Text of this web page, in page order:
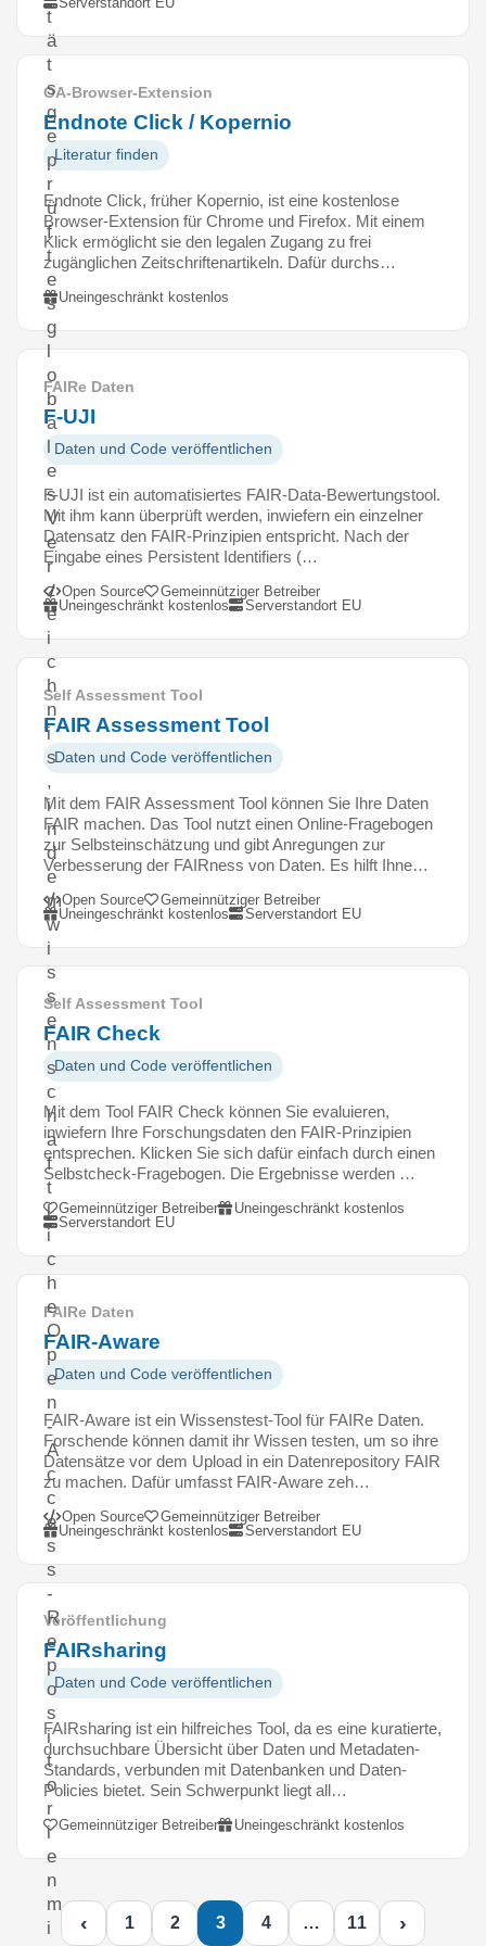
t
ä
t
s
g
e
p
r
ü
f
t
e
s
g
l
o
b
a
l
e
s
V
e
r
z
e
i
c
h
n
i
s
,
i
n
d
e
m
w
i
s
s
e
n
s
c
h
a
f
t
l
i
c
h
e
O
p
e
n
-
A
c
c
e
s
s
-
R
e
p
o
s
i
t
o
r
i
e
n
m
i
OA-Browser-Extension
Endnote Click / Kopernio
Literatur finden
Endnote Click, früher Kopernio, ist eine kostenlose
Browser-Extension für Chrome und Firefox. Mit einem
Klick ermöglicht sie den legalen Zugang zu frei
zugänglichen Zeitschriftenartikeln. Dafür durchs…
Uneingeschränkt kostenlos
FAIRe Daten
F-UJI
Daten und Code veröffentlichen
F-UJI ist ein automatisiertes FAIR-Data-Bewertungstool.
Mit ihm kann überprüft werden, inwiefern ein einzelner
Datensatz den FAIR-Prinzipien entspricht. Nach der
Eingabe eines Persistent Identifiers (…
Open Source
Gemeinnütziger Betreiber
Uneingeschränkt kostenlos
Serverstandort EU
Self Assessment Tool
FAIR Assessment Tool
Daten und Code veröffentlichen
Mit dem FAIR Assessment Tool können Sie Ihre Daten
FAIR machen. Das Tool nutzt einen Online-Fragebogen
zur Selbsteinschätzung und gibt Anregungen zur
Verbesserung der FAIRness von Daten. Es hilft Ihne…
Open Source
Gemeinnütziger Betreiber
Uneingeschränkt kostenlos
Serverstandort EU
Self Assessment Tool
FAIR Check
Daten und Code veröffentlichen
Mit dem Tool FAIR Check können Sie evaluieren,
inwiefern Ihre Forschungsdaten den FAIR-Prinzipien
entsprechen. Klicken Sie sich dafür einfach durch einen
Selbstcheck-Fragebogen. Die Ergebnisse werden …
Gemeinnütziger Betreiber
Uneingeschränkt kostenlos
Serverstandort EU
FAIRe Daten
FAIR-Aware
Daten und Code veröffentlichen
FAIR-Aware ist ein Wissenstest-Tool für FAIRe Daten.
Forschende können damit ihr Wissen testen, um so ihre
Datensätze vor dem Upload in ein Datenrepository FAIR
zu machen. Dafür umfasst FAIR-Aware zeh…
Open Source
Gemeinnütziger Betreiber
Uneingeschränkt kostenlos
Serverstandort EU
Veröffentlichung
FAIRsharing
Daten und Code veröffentlichen
FAIRsharing ist ein hilfreiches Tool, da es eine kuratierte,
durchsuchbare Übersicht über Daten und Metadaten-
Standards, verbunden mit Datenbanken und Daten-
Policies bietet. Sein Schwerpunkt liegt all…
Gemeinnütziger Betreiber Uneingeschränkt kostenlos
‹ 1 2 3 4 … 11 ›